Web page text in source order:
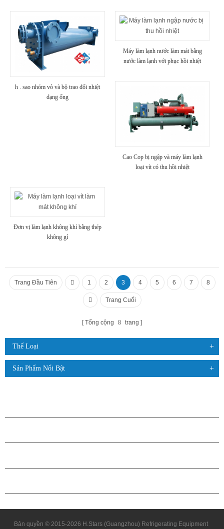
h . sao nhóm vỏ và bộ trao đổi nhiệt
dạng ống
Máy làm lạnh nước làm mát bằng
nước làm lạnh với phục hồi nhiệt
Cao Cop bị ngập và máy làm lạnh
loại vít có thu hồi nhiệt
Đơn vị làm lạnh không khí bằng thép
không gỉ
Trang Đầu Tiên 1 2 3 4 5 6 7 8
Trang Cuối
Tổng cộng 8 trang
Thể Loại
Sản Phẩm Nổi Bật
Bản quyền © 2015-2026 H.Stars (Guangzhou) Refrigerating Equipment